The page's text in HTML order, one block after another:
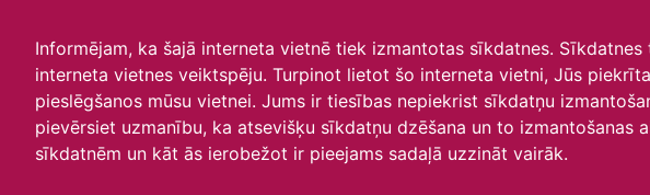
Informējam, ka šajā interneta vietnē tiek izmantotas sīkdatnes.
interneta vietnes veiktspēju. Turpinot lietot šo interneta vietni, Jūs
pieslēgšanos mūsu vietnei. Jums ir tiesības nepiekrist sīkdatņu
pievērsiet uzmanību, ka atsevišķu sīkdatņu dzēšana un to
sīkdatnēm un kāt ās ierobežot ir pieejams sadaļā uzzināt vairāk.
Irlavas skola